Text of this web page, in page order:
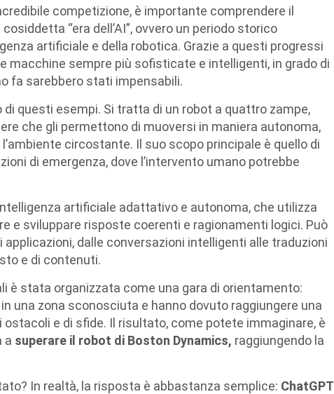
competizione, è importante comprendere il
“era dell’AI”, ovvero un periodo storico
artificiale e della robotica. Grazie a questi progressi
macchine sempre più sofisticate e intelligenti, in grado di
fa sarebbero stati impensabili.
di questi esempi. Si tratta di un robot a quattro zampe,
che gli permettono di muoversi in maniera autonoma,
circostante. Il suo scopo principale è quello di
di emergenza, dove l’intervento umano potrebbe
artificiale adattativo e autonoma, che utilizza
e sviluppare risposte coerenti e ragionamenti logici. Può
dalle conversazioni intelligenti alle traduzioni
e di contenuti.
è stata organizzata come una gara di orientamento:
una zona sconosciuta e hanno dovuto raggiungere una
e di sfide. Il risultato, come potete immaginare, è
a superare il robot di Boston Dynamics, raggiungendo la
In realtà, la risposta è abbastanza semplice: ChatGPT